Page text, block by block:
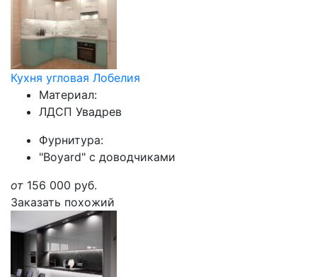
Кухня угловая Лобелия
Материал:
ЛДСП Увадрев
Фурнитура:
"Boyard" с доводчиками
от 156 000 руб.
Заказать похожий